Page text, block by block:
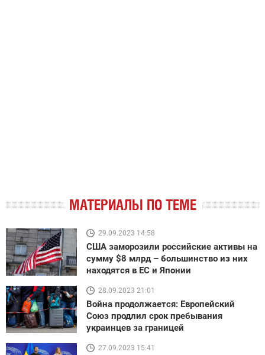
МАТЕРИАЛЫ ПО ТЕМЕ
29.09.2023 14:58
США заморозили российские активы на
сумму $8 млрд – большинство из них
находятся в ЕС и Японии
28.09.2023 21:01
Война продолжается: Европейский
Союз продлил срок пребывания
украинцев за границей
27.09.2023 15:41